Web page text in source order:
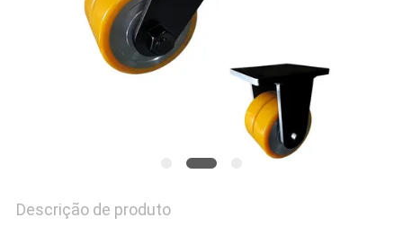
PRIVACY
Descrição de produto